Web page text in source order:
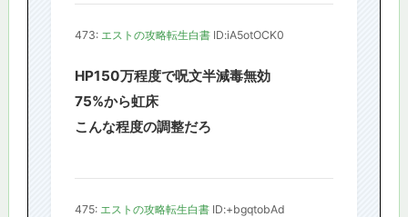
473: エストの攻略転生白書 ID:iA5otOCK0
HP150万程度で呪文半減毒無効
75%から虹床
こんな程度の調整だろ
475: エストの攻略転生白書 ID:+bgqtobAd